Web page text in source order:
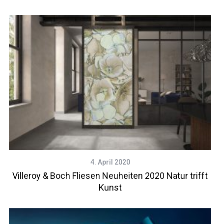
4. April 2020
Villeroy & Boch Fliesen Neuheiten 2020 Natur trifft
Kunst